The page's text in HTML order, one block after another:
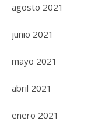
agosto 2021
junio 2021
mayo 2021
abril 2021
enero 2021